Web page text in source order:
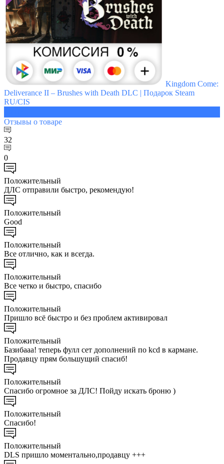
Kingdom Come:
Deliverance II – Brushes with Death DLC | Подарок Steam
RU/CIS
Отзывы о товаре
32
0
Положительный
ДЛС отправили быстро, рекомендую!
Положительный
Good
Положительный
Все отлично, как и всегда.
Положительный
Все четко и быстро, спасибо
Положительный
Пришло всё быстро и без проблем активировал
Положительный
Базибааа! теперь фулл сет дополнений по kcd в кармане.
Продавцу прям большущий спасиб!
Положительный
Спасибо огромное за ДЛС! Пойду искать броню )
Положительный
Спасибо!
Положительный
DLS пришло моментально,продавцу +++